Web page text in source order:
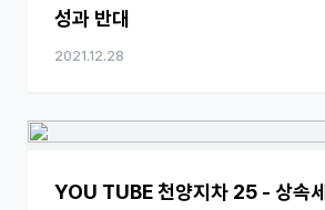
성과 반대
2021.12.28
YOU TUBE 천양지차 25 - 상속